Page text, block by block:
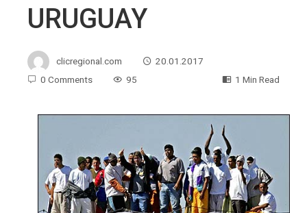
URUGUAY
clicregional.com
20.01.2017
0 Comments
95 1 Min Read